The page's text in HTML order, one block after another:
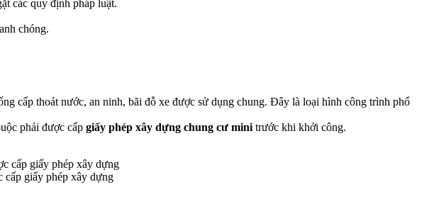
các quy định pháp luật.
chóng.
cấp thoát nước, an ninh, bãi đỗ xe được sử dụng chung. Đây là loại hình công trình phổ
phải được cấp giấy phép xây dựng chung cư mini trước khi khởi công.
cấp giấy phép xây dựng